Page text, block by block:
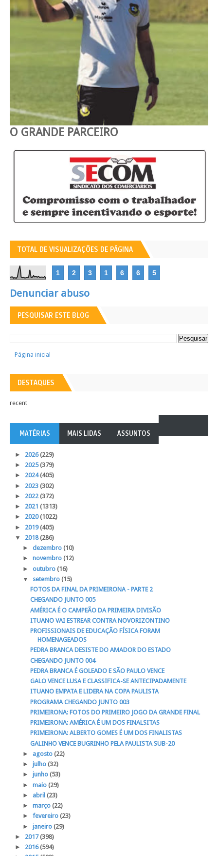
O GRANDE PARCEIRO
TOTAL DE VISUALIZAÇÕES DE PÁGINA
1 2 3 1 6 6 5
Denunciar abuso
PESQUISAR ESTE BLOG
Página inicial
DESTAQUES
recent
MATÉRIAS MAIS LIDAS ASSUNTOS
► 2026(229)
► 2025(379)
► 2024(405)
► 2023 (302)
► 2022(372)
► 2021 (1313)
► 2020(1022)
► 2019(405)
▼ 2018(286)
► dezembro (10)
► novembro (12)
► outubro (16)
▼ setembro (15)
FOTOS DA FINAL DA PRIMEIRONA - PARTE 2
CHEGANDO JUNTO 005
AMÉRICA É O CAMPEÃO DA PRIMEIRA DIVISÃO
ITUANO VAI ESTREAR CONTRA NOVORIZONTINO
PROFISSIONAIS DE EDUCAÇÃO FÍSICA FORAM
HOMENAGEADOS
PEDRA BRANCA DESISTE DO AMADOR DO ESTADO
CHEGANDO JUNTO 004
PEDRA BRANCA É GOLEADO E SÃO PAULO VENCE
GALO VENCE LUSA E CLASSIFICA-SE ANTECIPADAMENTE
ITUANO EMPATA E LIDERA NA COPA PAULISTA
PROGRAMA CHEGANDO JUNTO 003
PRIMEIRONA: FOTOS DO PRIMEIRO JOGO DA GRANDE FINAL
PRIMEIRONA: AMÉRICA É UM DOS FINALSITAS
PRIMEIRONA: ALBERTO GOMES É UM DOS FINALISTAS
GALINHO VENCE BUGRINHO PELA PAULISTA SUB-20
► agosto (22)
► julho (32)
► junho (53)
► maio (29)
► abril (23)
► março (22)
► fevereiro (23)
► janeiro (29)
► 2017(398)
► 2016(594)